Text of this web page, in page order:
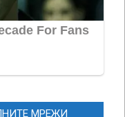
МРЕЖИ